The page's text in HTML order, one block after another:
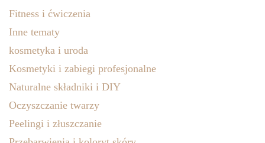
Fitness i ćwiczenia
Inne tematy
kosmetyka i uroda
Kosmetyki i zabiegi profesjonalne
Naturalne składniki i DIY
Oczyszczanie twarzy
Peelingi i złuszczanie